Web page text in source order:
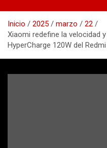
Inicio 2025 marzo
22
Xiaomi redefine la velocidad
HyperCharge 120W del